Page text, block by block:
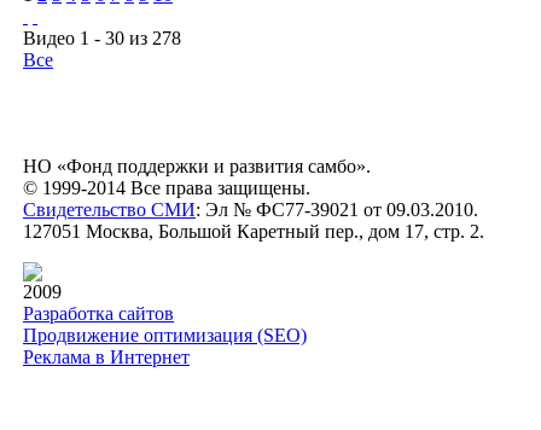
Видео 1 - 30 из 278
Все
НО «Фонд поддержки и развития самбо».
© 1999-2014 Все права защищены.
Свидетельство СМИ: Эл № ФС77-39021 от 09.03.2010.
127051 Москва, Большой Каретный пер., дом 17, стр. 2.
2009
Разработка сайтов
Продвижение оптимизация (SEO)
Реклама в Интернет